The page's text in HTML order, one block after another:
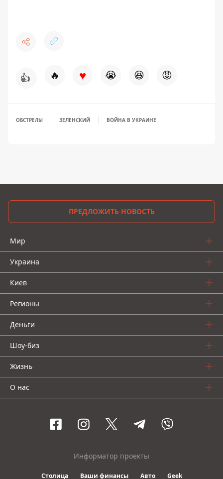
👍 🔥 ♥ 😭 😆 😡
ОБСТРЕЛЫ ЗЕЛЕНСКИЙ ВОЙНА В УКРАИНЕ
ПРЕДЛОЖИТЬ НОВОСТЬ
Мир
Украина
Киев
Регионы
Деньги
Шоу-биз
Жизнь
О нас
Информатор проекты
Столица Ваши финансы Авто Geek